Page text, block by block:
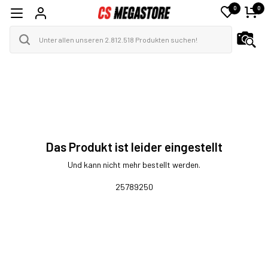
0 0
Das Produkt ist leider eingestellt
Und kann nicht mehr bestellt werden.
25789250